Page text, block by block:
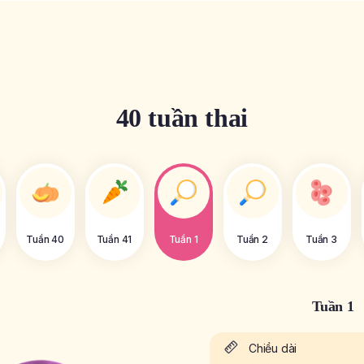
40 tuần thai
Tuần 40 Tuần 41 Tuần 1 Tuần 2 Tuần 3
Tuần 1
Chiều dài